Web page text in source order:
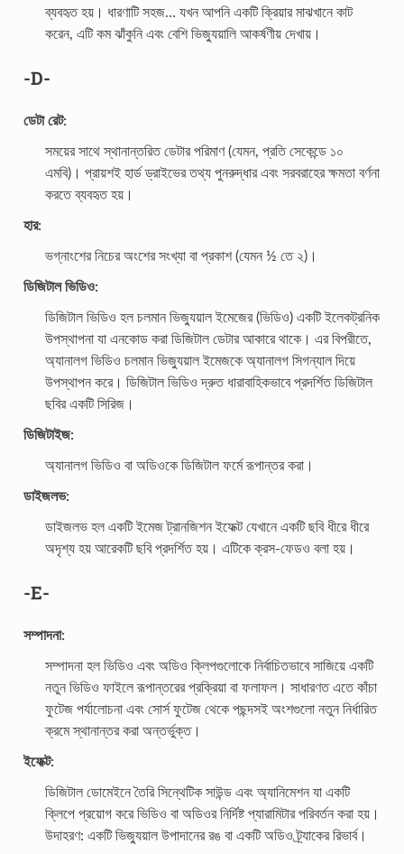
ব্যবহৃত হয়। ধারণাটি সহজ… যখন আপনি একটি ক্রিয়ার মাঝখানে কাট
করেন, এটি কম ঝাঁকুনি এবং বেশি ভিজ্যুয়ালি আকর্ষণীয় দেখায়।
-D-
ডেটা রেট:
সময়ের সাথে স্থানান্তরিত ডেটার পরিমাণ (যেমন, প্রতি সেকেন্ডে ১০
এমবি)। প্রায়শই হার্ড ড্রাইভের তথ্য পুনরুদ্ধার এবং সরবরাহের ক্ষমতা বর্ণনা
করতে ব্যবহৃত হয়।
হার:
ভগ্নাংশের নিচের অংশের সংখ্যা বা প্রকাশ (যেমন ½ তে ২)।
ডিজিটাল ভিডিও:
ডিজিটাল ভিডিও হল চলমান ভিজ্যুয়াল ইমেজের (ভিডিও) একটি ইলেকট্রনিক
উপস্থাপনা যা এনকোড করা ডিজিটাল ডেটার আকারে থাকে। এর বিপরীতে,
অ্যানালগ ভিডিও চলমান ভিজ্যুয়াল ইমেজকে অ্যানালগ সিগন্যাল দিয়ে
উপস্থাপন করে। ডিজিটাল ভিডিও দ্রুত ধারাবাহিকভাবে প্রদর্শিত ডিজিটাল
ছবির একটি সিরিজ।
ডিজিটাইজ:
অ্যানালগ ভিডিও বা অডিওকে ডিজিটাল ফর্মে রূপান্তর করা।
ডাইজলভ:
ডাইজলভ হল একটি ইমেজ ট্রানজিশন ইফেক্ট যেখানে একটি ছবি ধীরে ধীরে
অদৃশ্য হয় আরেকটি ছবি প্রদর্শিত হয়। এটিকে ক্রস-ফেডও বলা হয়।
-E-
সম্পাদনা:
সম্পাদনা হল ভিডিও এবং অডিও ক্লিপগুলোকে নির্বাচিতভাবে সাজিয়ে একটি
নতুন ভিডিও ফাইলে রূপান্তরের প্রক্রিয়া বা ফলাফল। সাধারণত এতে কাঁচা
ফুটেজ পর্যালোচনা এবং সোর্স ফুটেজ থেকে পছন্দসই অংশগুলো নতুন নির্ধারিত
ক্রমে স্থানান্তর করা অন্তর্ভুক্ত।
ইফেক্ট:
ডিজিটাল ডোমেইনে তৈরি সিন্থেটিক সাউন্ড এবং অ্যানিমেশন যা একটি
ক্লিপে প্রয়োগ করে ভিডিও বা অডিওর নির্দিষ্ট প্যারামিটার পরিবর্তন করা হয়।
উদাহরণ: একটি ভিজ্যুয়াল উপাদানের রঙ বা একটি অডিও ট্র্যাকের রিভার্ব।